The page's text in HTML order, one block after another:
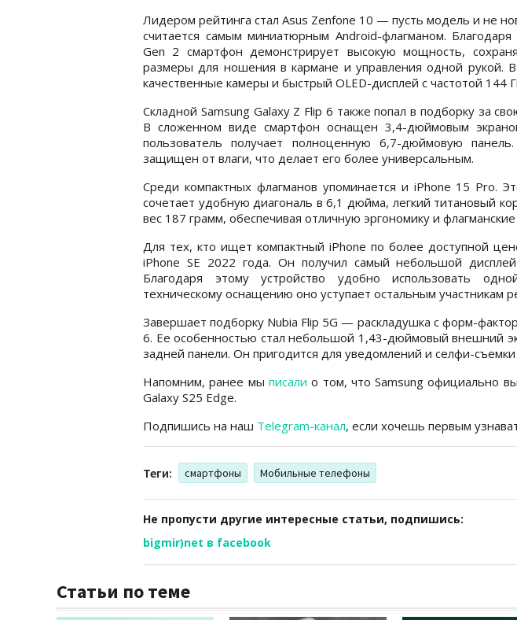
Лидером рейтинга стал Asus Zenfone 10 — пусть модель и не
считается самым миниатюрным Android-флагманом. Благодаря
Gen 2 смартфон демонстрирует высокую мощность,
размеры для ношения в кармане и управления одной рукой.
качественные камеры и быстрый OLED-дисплей с частотой 144
Складной Samsung Galaxy Z Flip 6 также попал в подборку за
В сложенном виде смартфон оснащен 3,4-дюймовым
пользователь получает полноценную 6,7-дюймовую
защищен от влаги, что делает его более универсальным.
Среди компактных флагманов упоминается и iPhone 15 Pro.
сочетает удобную диагональ в 6,1 дюйма, легкий титановый
вес 187 грамм, обеспечивая отличную эргономику и флагманские
Для тех, кто ищет компактный iPhone по более доступной
iPhone SE 2022 года. Он получил самый небольшой
Благодаря этому устройство удобно использовать
техническому оснащению оно уступает остальным участникам
Завершает подборку Nubia Flip 5G — раскладушка с форм-
6. Ее особенностью стал небольшой 1,43-дюймовый внешний
задней панели. Он пригодится для уведомлений и селфи-
Напомним, ранее мы писали о том, что Samsung официально
Galaxy S25 Edge.
Подпишись на наш Telegram-канал, если хочешь первым
Теги: смартфоны Мобильные телефоны
Не пропусти другие интересные статьи, подпишись:
bigmir)net в facebook
Статьи по теме